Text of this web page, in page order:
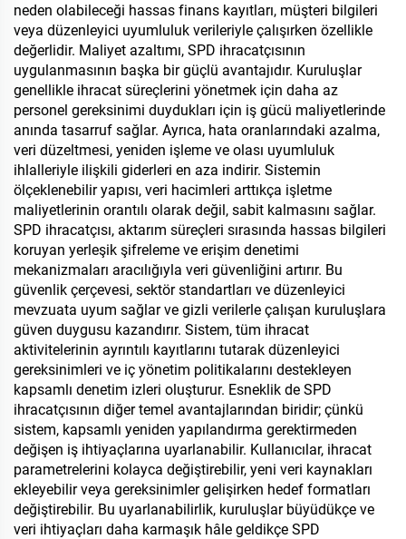
neden olabileceği hassas finans kayıtları, müşteri bilgileri
veya düzenleyici uyumluluk verileriyle çalışırken özellikle
değerlidir. Maliyet azaltımı, SPD ihracatçısının
uygulanmasının başka bir güçlü avantajıdır. Kuruluşlar
genellikle ihracat süreçlerini yönetmek için daha az
personel gereksinimi duydukları için iş gücü maliyetlerinde
anında tasarruf sağlar. Ayrıca, hata oranlarındaki azalma,
veri düzeltmesi, yeniden işleme ve olası uyumluluk
ihlalleriyle ilişkili giderleri en aza indirir. Sistemin
ölçeklenebilir yapısı, veri hacimleri arttıkça işletme
maliyetlerinin orantılı olarak değil, sabit kalmasını sağlar.
SPD ihracatçısı, aktarım süreçleri sırasında hassas bilgileri
koruyan yerleşik şifreleme ve erişim denetimi
mekanizmaları aracılığıyla veri güvenliğini artırır. Bu
güvenlik çerçevesi, sektör standartları ve düzenleyici
mevzuata uyum sağlar ve gizli verilerle çalışan kuruluşlara
güven duygusu kazandırır. Sistem, tüm ihracat
aktivitelerinin ayrıntılı kayıtlarını tutarak düzenleyici
gereksinimleri ve iç yönetim politikalarını destekleyen
kapsamlı denetim izleri oluşturur. Esneklik de SPD
ihracatçısının diğer temel avantajlarından biridir; çünkü
sistem, kapsamlı yeniden yapılandırma gerektirmeden
değişen iş ihtiyaçlarına uyarlanabilir. Kullanıcılar, ihracat
parametrelerini kolayca değiştirebilir, yeni veri kaynakları
ekleyebilir veya gereksinimler gelişirken hedef formatları
değiştirebilir. Bu uyarlanabilirlik, kuruluşlar büyüdükçe ve
veri ihtiyaçları daha karmaşık hâle geldikçe SPD